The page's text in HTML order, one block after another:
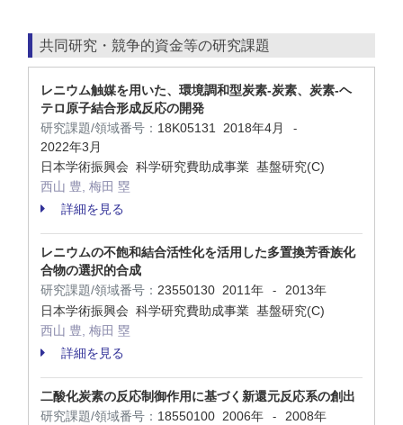
共同研究・競争的資金等の研究課題
レニウム触媒を用いた、環境調和型炭素‐炭素、炭素‐ヘ
テロ原子結合形成反応の開発
研究課題/領域番号： 18K05131 2018年4月 -
2022年3月
日本学術振興会 科学研究費助成事業 基盤研究(C)
西山 豊, 梅田 塁
詳細を見る
レニウムの不飽和結合活性化を活用した多置換芳香族化
合物の選択的合成
研究課題/領域番号： 23550130 2011年 -
2013年
日本学術振興会 科学研究費助成事業 基盤研究(C)
西山 豊, 梅田 塁
詳細を見る
二酸化炭素の反応制御作用に基づく新還元反応系の創出
研究課題/領域番号： 18550100 2006年 -
2008年